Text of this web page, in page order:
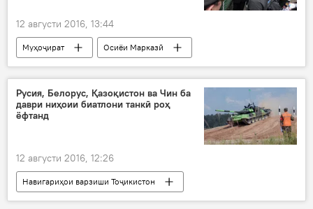
12 августи 2016, 13:44
Муҳоҷират
Осиёи Марказӣ
Ҳамаи хабарҳо
Краснодар
Кубани
Александр Кумиров
ТНТМФС
Берункунии муҳоҷирон
Дар Русия
Русия, Белорус, Қазоқистон ва Чин ба
даври ниҳоии биатлони танкӣ роҳ
ёфтанд
12 августи 2016, 12:26
Навигариҳои варзиши Тоҷикистон
Осиёи Марказӣ
Ҳамаи хабарҳо